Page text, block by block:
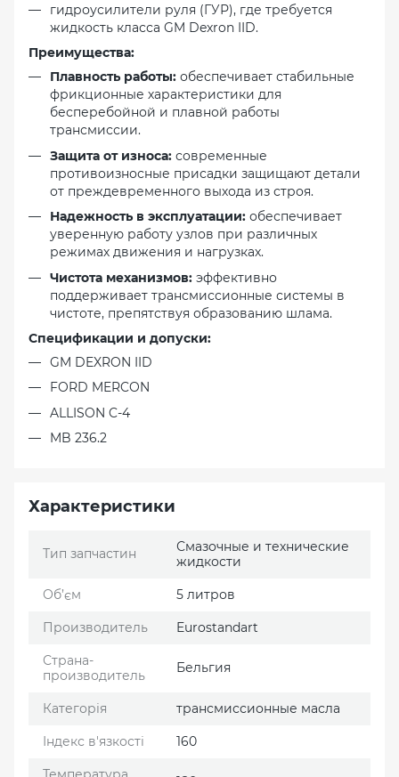
гидроусилители руля (ГУР), где требуется
жидкость класса GM Dexron IID.
Преимущества:
Плавность работы: обеспечивает стабильные
фрикционные характеристики для
бесперебойной и плавной работы
трансмиссии.
Защита от износа: современные
противоизносные присадки защищают детали
от преждевременного выхода из строя.
Надежность в эксплуатации: обеспечивает
уверенную работу узлов при различных
режимах движения и нагрузках.
Чистота механизмов: эффективно
поддерживает трансмиссионные системы в
чистоте, препятствуя образованию шлама.
Спецификации и допуски:
GM DEXRON IID
FORD MERCON
ALLISON C-4
MB 236.2
Характеристики
Тип запчастин
Смазочные и технические
жидкости
Об’єм 5 литров
Производитель Eurostandart
Страна-
производитель
Бельгия
Категорія трансмиссионные масла
Індекс в'язкості 160